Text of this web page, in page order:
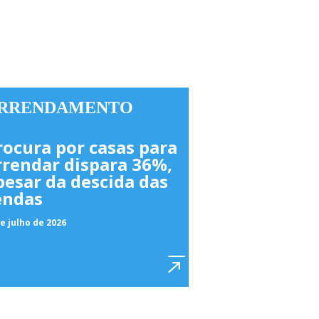
por casas para
dispara 36%,
da descida das
julho de 2026